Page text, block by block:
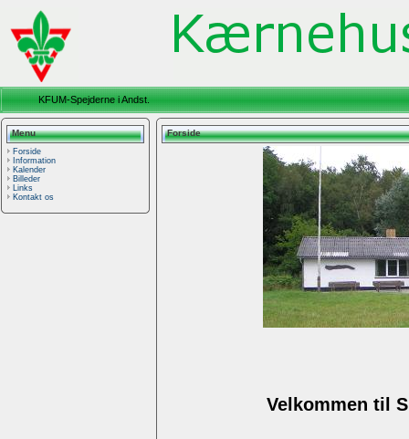
KFUM-Spejderne i Andst.
Menu
Forside
Information
Kalender
Billeder
Links
Kontakt os
Forside
Velkommen til